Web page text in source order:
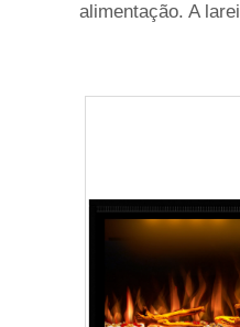
alimentação. A